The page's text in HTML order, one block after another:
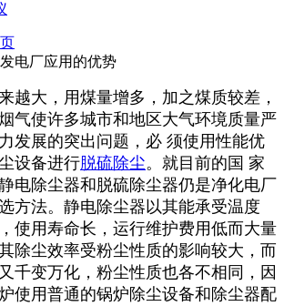
电厂应用的优势
越大，用煤量增多，加之煤质较差，
气使许多城市和地区大气环境质量严
发展的突出问题，必 须使用性能优
设备进行脱硫除尘。就目前的国 家
电除尘器和脱硫除尘器仍是净化电厂
方法。静电除尘器以其能承受温度
使用寿命长，运行维护费用低而大量
除尘效率受粉尘性质的影响较大，而
千变万化，粉尘性质也各不相同，因
使用普通的锅炉除尘设备和除尘器配